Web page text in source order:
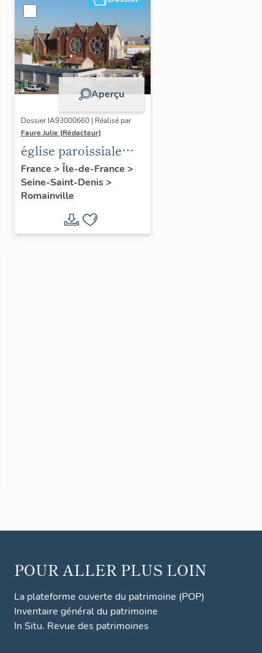
Aperçu
Dossier IA93000660 | Réalisé par
Faure Julie (Rédacteur)
église paroissiale
Saint-Luc-des-
Champs
France > Île-de-France >
Seine-Saint-Denis>
Romainville
POUR ALLER PLUS LOIN
La plateforme ouverte du patrimoine (POP)
Inventaire général du patrimoine
In Situ. Revue des patrimoines